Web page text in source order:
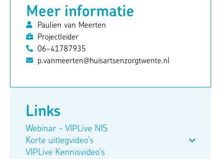
Meer informatie
Paulien van Meerten
Projectleider
06-41787935
p.vanmeerten@huisartsenzorgtwente.nl
Links
Webinar - VIPLive NIS
Korte uitlegvideo's
VIPLive Kennisvideo's